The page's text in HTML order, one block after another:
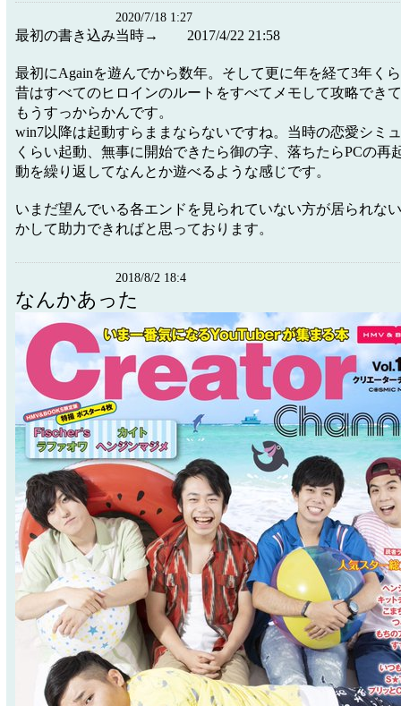
2020/7/18 1:27
最初の書き込み当時→ 2017/4/22 21:58
最初にAgainを遊んでから数年。そして更に年を経て3年く
昔はすべてのヒロインのルートをすべてメモして攻略でき
もうすっからかんです。
win7以降は起動すらままならないですね。当時の恋愛シミ
くらい起動、無事に開始できたら御の字、落ちたらPCの再
動を繰り返してなんとか遊べるような感じです。
いまだ望んでいる各エンドを見られていない方が居られな
かして助力できればと思っております。
2018/8/2 18:4
なんかあった